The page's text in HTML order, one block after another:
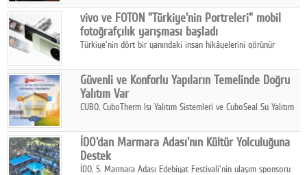
Çelik FAVÖK Marjını %16,1'e yükseltti.
vivo ve FOTON "Türkiye'nin Portreleri" mobil
fotoğrafçılık yarışması başladı
Türkiye'nin dört bir yanındaki insan hikâyelerini görünür
insanını, kültürünü ve yaşamını portre fotoğraflarıyla
anlatmaya davet ediyor.
Güvenli ve Konforlu Yapıların Temelinde Doğru
Yalıtım Var
CUBO, CuboTherm Isı Yalıtım Sistemleri ve CuboSeal Su Yalıtım
ve sürdürülebilir çözümler sunuyor.
İDO'dan Marmara Adası'nın Kültür Yolculuğuna
Destek
İDO, 5. Marmara Adası Edebiyat Festivali'nin ulaşım sponsoru